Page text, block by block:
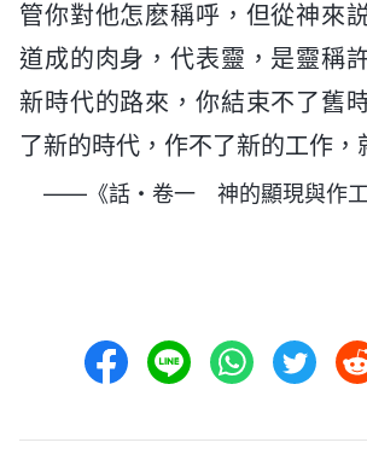
管你對他怎麽稱呼，但從神來
道成的肉身，代表靈，是靈稱
新時代的路來，你結束不了舊
了新的時代，作不了新的工作，
——《話・卷一 神的顯現與作工